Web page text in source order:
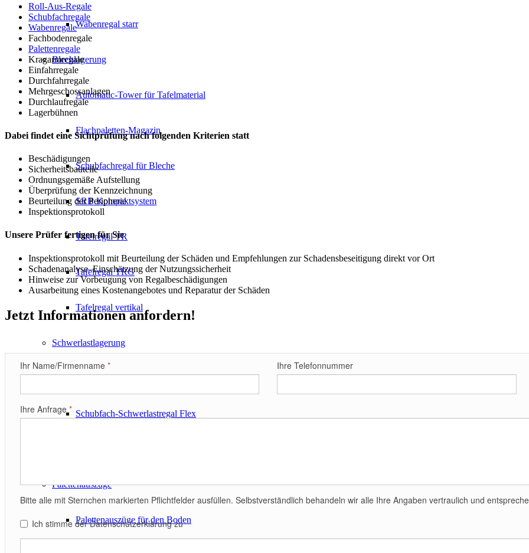
Wabenregal starr
Blechlagerung
Automatic-Tower für Tafelmaterial
Flachpaletten-Magazin
Schubfachregal für Bleche
SRB Kompaktsystem
Tafelregal TR
Tafelregal TRG
Tafelregal vertikal
Schwerlastlagerung
Schubfach-Schwerlastregal Starr
Schubfach-Schwerlastregal Flex
Palettenauszüge
Palettenauszüge für den Boden
Roll-Aus-Regale
Schubfachregale
Wabenregale
Fachbodenregale
Palettenregale
Kragarmregale
Einfahrregale
Durchfahrregale
Mehrgeschossanlagen
Durchlaufregale
Lagerbühnen
Dabei findet eine Sichtprüfung nach folgenden Kriterien statt
Beschädigungen
Sicherheitsbauteile
Ordnungsgemäße Aufstellung
Überprüfung der Kennzeichnung
Beurteilung der Peripherie
Inspektionsprotokoll
Unsere Prüfer fertigen für Sie
Inspektionsprotokoll mit Beurteilung der Schäden und Empfehlungen zur Schadensbeseitigung direkt vor Ort
Schadenanalyse–Einschätzung der Nutzungssicherheit
Hinweise zur Vorbeugung von Regalbeschädigungen
Ausarbeitung eines Kostenangebotes und Reparatur der Schäden
Jetzt Informationen anfordern!
Ihr Name/Firmenname * Ihre Telefonnummer
Ihre Anfrage *
Bitte alle mit Sternchen markierten Pflichtfelder ausfüllen. Selbstverständlich behandeln wir alle Ihre Angaben vertraulich und
Ich stimme der Datenschutzerklärung zu